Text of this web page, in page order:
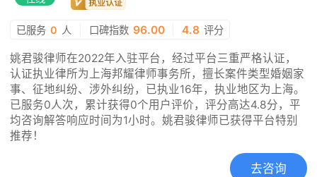
已服务 0 人 口碑指数 96.00 4.8 评分
姚君骏律师在2022年入驻平台，经过平台三重严格认证，
认证执业律所为上海邦耀律师事务所，擅长案件类型婚姻家
事、征地纠纷、涉外纠纷，已执业16年，执业地区为上海。
已服务0人次，累计获得0个用户评价，评分高达4.8分，平
均咨询解答响应时间为1小时。姚君骏律师已获得平台特别
推荐！
去咨询